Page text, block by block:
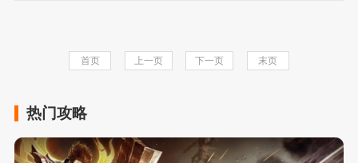
首页 上一页 下一页 末页
热门攻略